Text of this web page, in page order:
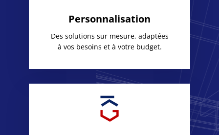
Personnalisation
Des solutions sur mesure, adaptées
à vos besoins et à votre budget.